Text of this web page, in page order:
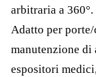
arbitraria a
Adatto per
manutenzione
espositori